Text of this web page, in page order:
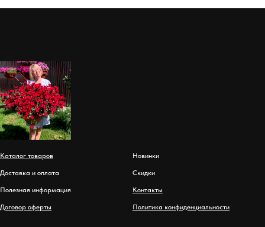
Каталог товаров
Доставка и оплата
Полезная информация
Договор оферты
Новинки
Скидки
Контакты
Политика конфиденциальности